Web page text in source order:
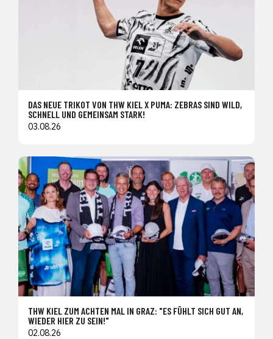
DAS NEUE TRIKOT VON THW KIEL X PUMA: ZEBRAS SIND WILD,
SCHNELL UND GEMEINSAM STARK!
03.08.26
THW KIEL ZUM ACHTEN MAL IN GRAZ: "ES FÜHLT SICH GUT AN,
WIEDER HIER ZU SEIN!"
02.08.26